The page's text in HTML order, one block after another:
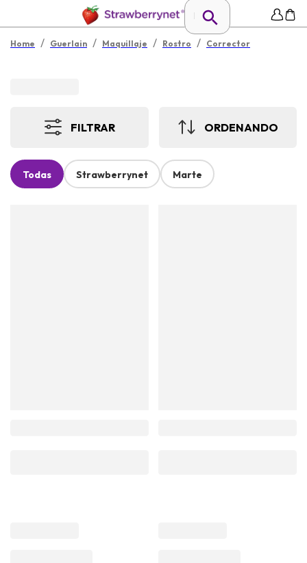
Home / Guerlain / Maquillaje / Rostro / Corrector
FILTRAR ORDENANDO
Todas Strawberrynet Marte